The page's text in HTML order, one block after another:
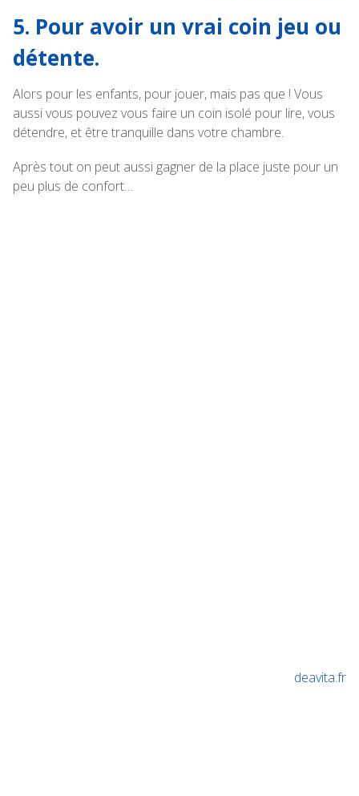
5. Pour avoir un vrai coin jeu ou
détente.
Alors pour les enfants, pour jouer, mais pas que ! Vous
aussi vous pouvez vous faire un coin isolé pour lire, vous
détendre, et être tranquille dans votre chambre.
Après tout on peut aussi gagner de la place juste pour un
peu plus de confort…
deavita.fr